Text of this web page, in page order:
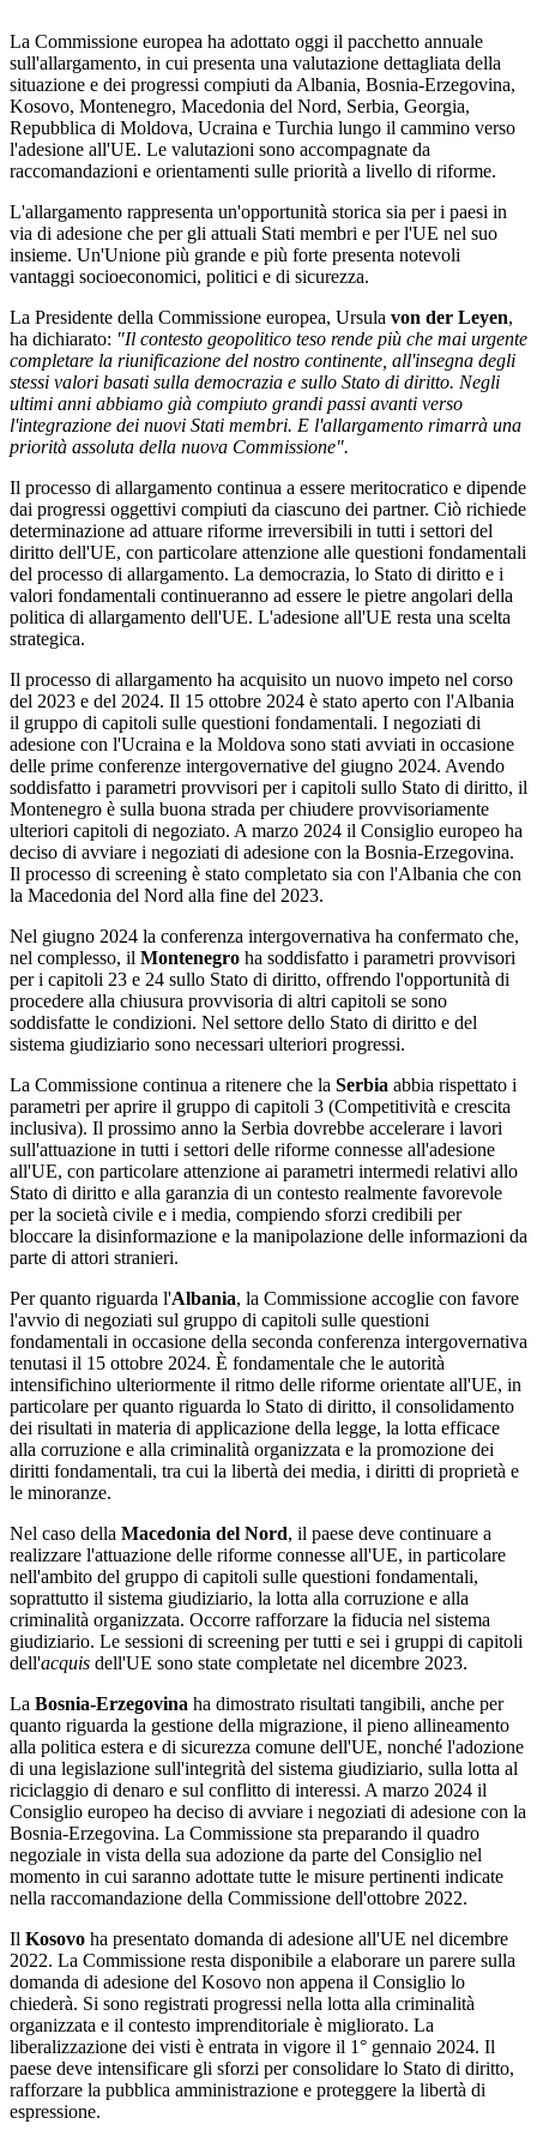
La Commissione europea ha adottato oggi il pacchetto annuale
sull'allargamento, in cui presenta una valutazione dettagliata della
situazione e dei progressi compiuti da Albania, Bosnia-Erzegovina,
Kosovo, Montenegro, Macedonia del Nord, Serbia, Georgia,
Repubblica di Moldova, Ucraina e Turchia lungo il cammino verso
l'adesione all'UE. Le valutazioni sono accompagnate da
raccomandazioni e orientamenti sulle priorità a livello di riforme.
L'allargamento rappresenta un'opportunità storica sia per i paesi in
via di adesione che per gli attuali Stati membri e per l'UE nel suo
insieme. Un'Unione più grande e più forte presenta notevoli
vantaggi socioeconomici, politici e di sicurezza.
La Presidente della Commissione europea, Ursula von der Leyen,
ha dichiarato: "Il contesto geopolitico teso rende più che mai urgente
completare la riunificazione del nostro continente, all'insegna degli
stessi valori basati sulla democrazia e sullo Stato di diritto. Negli
ultimi anni abbiamo già compiuto grandi passi avanti verso
l'integrazione dei nuovi Stati membri. E l'allargamento rimarrà una
priorità assoluta della nuova Commissione".
Il processo di allargamento continua a essere meritocratico e dipende
dai progressi oggettivi compiuti da ciascuno dei partner. Ciò richiede
determinazione ad attuare riforme irreversibili in tutti i settori del
diritto dell'UE, con particolare attenzione alle questioni fondamentali
del processo di allargamento. La democrazia, lo Stato di diritto e i
valori fondamentali continueranno ad essere le pietre angolari della
politica di allargamento dell'UE. L'adesione all'UE resta una scelta
strategica.
Il processo di allargamento ha acquisito un nuovo impeto nel corso
del 2023 e del 2024. Il 15 ottobre 2024 è stato aperto con l'Albania
il gruppo di capitoli sulle questioni fondamentali. I negoziati di
adesione con l'Ucraina e la Moldova sono stati avviati in occasione
delle prime conferenze intergovernative del giugno 2024. Avendo
soddisfatto i parametri provvisori per i capitoli sullo Stato di diritto, il
Montenegro è sulla buona strada per chiudere provvisoriamente
ulteriori capitoli di negoziato. A marzo 2024 il Consiglio europeo ha
deciso di avviare i negoziati di adesione con la Bosnia-Erzegovina.
Il processo di screening è stato completato sia con l'Albania che con
la Macedonia del Nord alla fine del 2023.
Nel giugno 2024 la conferenza intergovernativa ha confermato che,
nel complesso, il Montenegro ha soddisfatto i parametri provvisori
per i capitoli 23 e 24 sullo Stato di diritto, offrendo l'opportunità di
procedere alla chiusura provvisoria di altri capitoli se sono
soddisfatte le condizioni. Nel settore dello Stato di diritto e del
sistema giudiziario sono necessari ulteriori progressi.
La Commissione continua a ritenere che la Serbia abbia rispettato i
parametri per aprire il gruppo di capitoli 3 (Competitività e crescita
inclusiva). Il prossimo anno la Serbia dovrebbe accelerare i lavori
sull'attuazione in tutti i settori delle riforme connesse all'adesione
all'UE, con particolare attenzione ai parametri intermedi relativi allo
Stato di diritto e alla garanzia di un contesto realmente favorevole
per la società civile e i media, compiendo sforzi credibili per
bloccare la disinformazione e la manipolazione delle informazioni da
parte di attori stranieri.
Per quanto riguarda l'Albania, la Commissione accoglie con favore
l'avvio di negoziati sul gruppo di capitoli sulle questioni
fondamentali in occasione della seconda conferenza intergovernativa
tenutasi il 15 ottobre 2024. È fondamentale che le autorità
intensifichino ulteriormente il ritmo delle riforme orientate all'UE, in
particolare per quanto riguarda lo Stato di diritto, il consolidamento
dei risultati in materia di applicazione della legge, la lotta efficace
alla corruzione e alla criminalità organizzata e la promozione dei
diritti fondamentali, tra cui la libertà dei media, i diritti di proprietà e
le minoranze.
Nel caso della Macedonia del Nord, il paese deve continuare a
realizzare l'attuazione delle riforme connesse all'UE, in particolare
nell'ambito del gruppo di capitoli sulle questioni fondamentali,
soprattutto il sistema giudiziario, la lotta alla corruzione e alla
criminalità organizzata. Occorre rafforzare la fiducia nel sistema
giudiziario. Le sessioni di screening per tutti e sei i gruppi di capitoli
dell'acquis dell'UE sono state completate nel dicembre 2023.
La Bosnia-Erzegovina ha dimostrato risultati tangibili, anche per
quanto riguarda la gestione della migrazione, il pieno allineamento
alla politica estera e di sicurezza comune dell'UE, nonché l'adozione
di una legislazione sull'integrità del sistema giudiziario, sulla lotta al
riciclaggio di denaro e sul conflitto di interessi. A marzo 2024 il
Consiglio europeo ha deciso di avviare i negoziati di adesione con la
Bosnia-Erzegovina. La Commissione sta preparando il quadro
negoziale in vista della sua adozione da parte del Consiglio nel
momento in cui saranno adottate tutte le misure pertinenti indicate
nella raccomandazione della Commissione dell'ottobre 2022.
Il Kosovo ha presentato domanda di adesione all'UE nel dicembre
2022. La Commissione resta disponibile a elaborare un parere sulla
domanda di adesione del Kosovo non appena il Consiglio lo
chiederà. Si sono registrati progressi nella lotta alla criminalità
organizzata e il contesto imprenditoriale è migliorato. La
liberalizzazione dei visti è entrata in vigore il 1° gennaio 2024. Il
paese deve intensificare gli sforzi per consolidare lo Stato di diritto,
rafforzare la pubblica amministrazione e proteggere la libertà di
espressione.